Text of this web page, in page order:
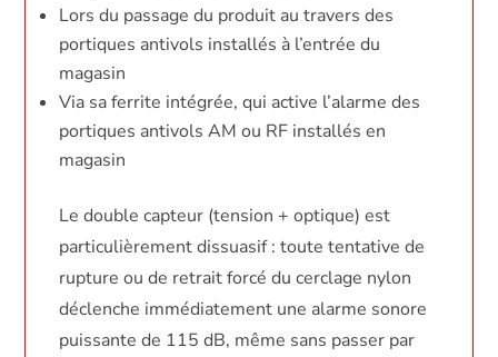
Lors du passage du produit au travers des
portiques antivols installés à l’entrée du
magasin
Via sa ferrite intégrée, qui active l’alarme des
portiques antivols AM ou RF installés en
magasin
Le double capteur (tension + optique) est
particulièrement dissuasif : toute tentative de
rupture ou de retrait forcé du cerclage nylon
déclenche immédiatement une alarme sonore
puissante de 115 dB, même sans passer par